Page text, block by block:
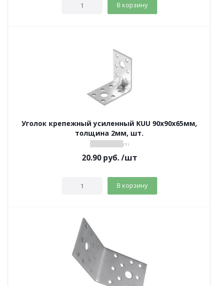
В корзину
Уголок крепежный усиленный KUU 90х90х65мм,
толщина 2мм, шт.
( 0 )
20.90руб. /шт
В корзину